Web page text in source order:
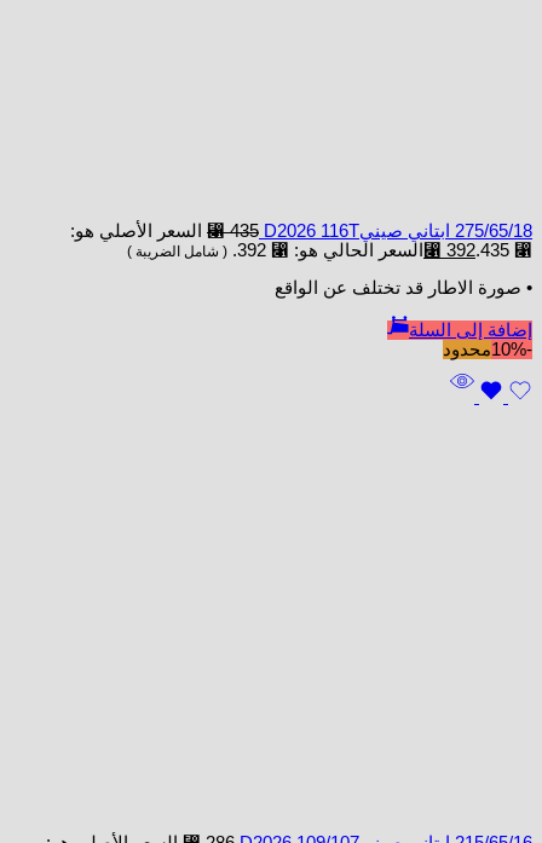
275/65/18 ابتاني صينيD2026 116T ⃁435
السعر الأصلي هو:
⃁ 435.
⃁ 392 السعر الحالي هو: ⃁ 392. ( شامل الضريبة )
• صورة الاطار قد تختلف عن الواقع
إضافة إلى السلة
-10%
محدود